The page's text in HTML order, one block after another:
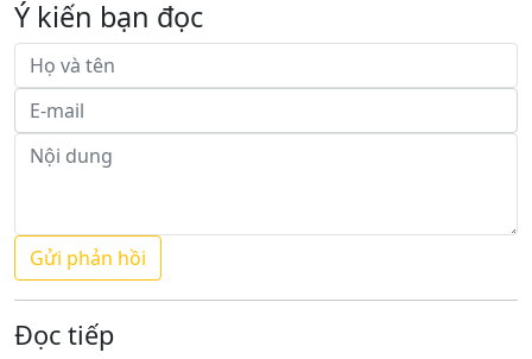
Ý kiến bạn đọc
Đọc tiếp